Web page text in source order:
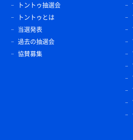
トントゥ抽選会
トントゥとは
当選発表
過去の抽選会
協賛募集